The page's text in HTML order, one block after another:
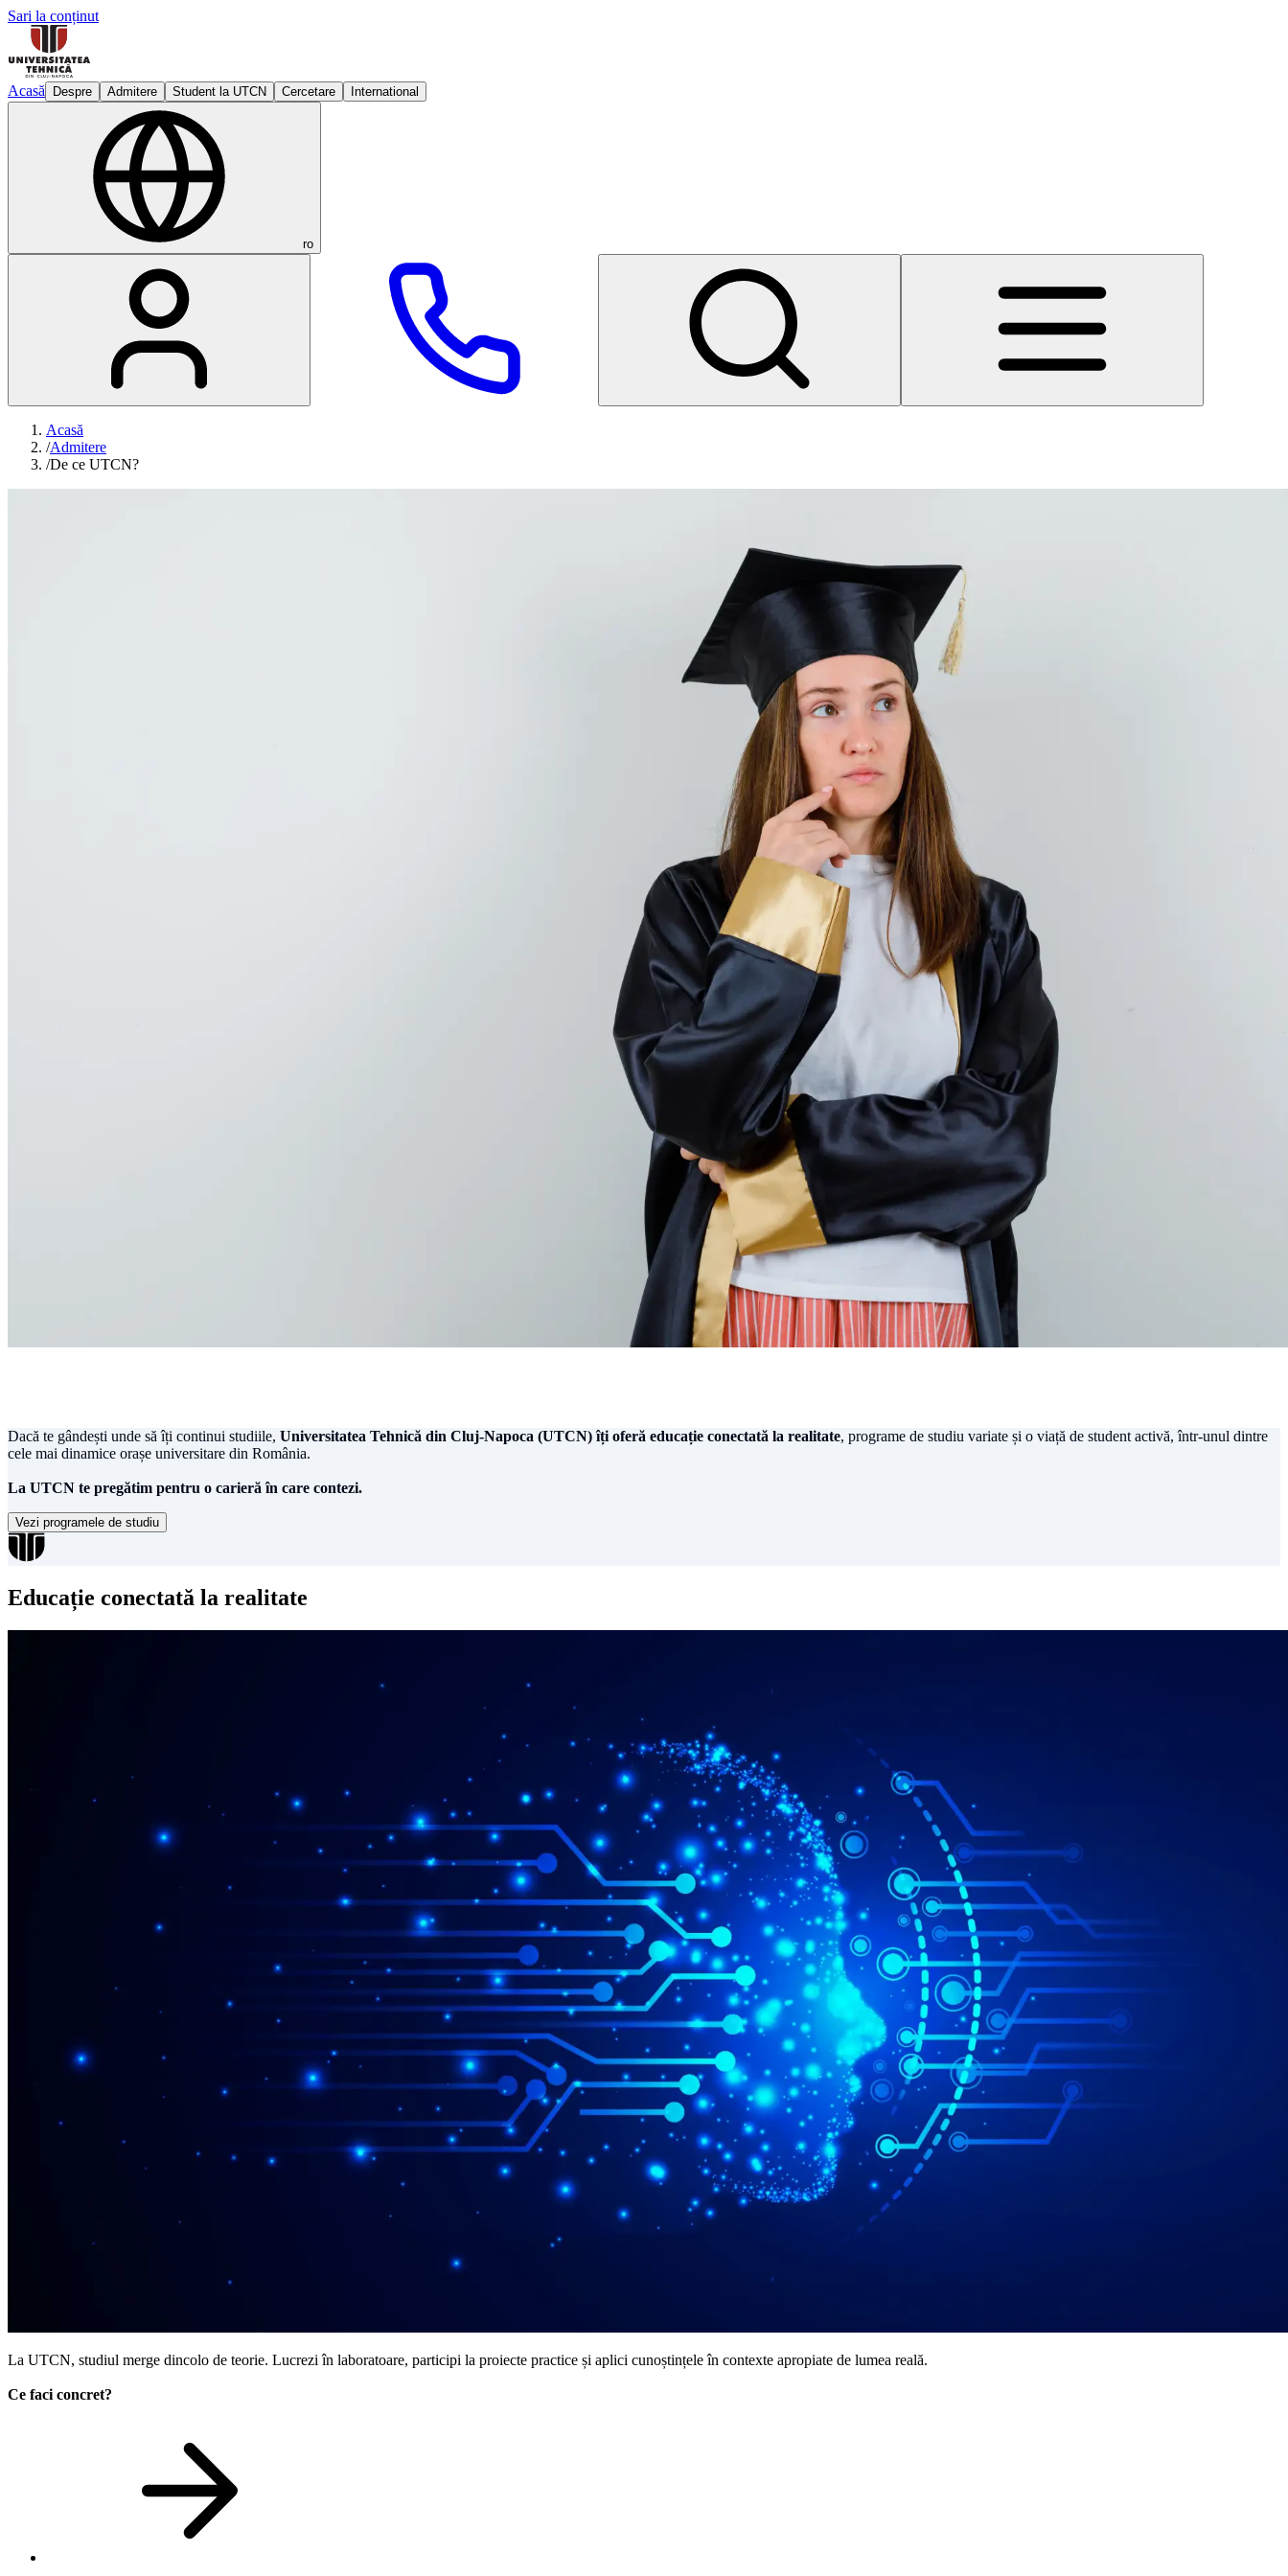
Sari la conținut
Acasă Despre Admitere Student la UTCN Cercetare International
ro
Acasă
/Admitere
/De ce UTCN?
Dacă te gândești unde să îți continui studiile, Universitatea Tehnică din Cluj-Napoca (UTCN) îți oferă educație conectată la realitate, programe de studiu variate și o viață de student activă, într-unul dintre
cele mai dinamice orașe universitare din România.
La UTCN te pregătim pentru o carieră în care contezi.
Vezi programele de studiu
Educație conectată la realitate
La UTCN, studiul merge dincolo de teorie. Lucrezi în laboratoare, participi la proiecte practice și aplici cunoștințele în contexte apropiate de lumea reală.
Ce faci concret?